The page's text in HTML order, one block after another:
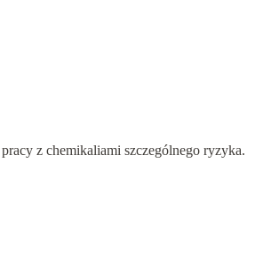
z chemikaliami szczególnego ryzyka.